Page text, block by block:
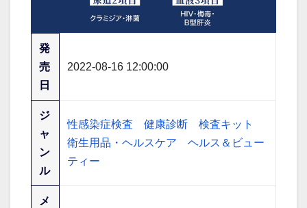
発
売
日
2022-08-16 12:00:00
ジ
ャ
ン
ル
性感染症検査 健康診断
検査キット
衛生用品・ヘルスケア
ヘルス＆ビュー
ティー
メ